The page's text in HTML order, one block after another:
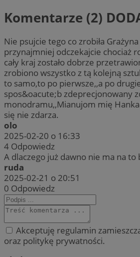
Komentarze (2)
Nie psujcie tego co zrobiła Grażyna
przynajmniej odczekajcie chociaż
cały kraj zostało dobrze
zrobiono wszystko z tą kolejną
to samo,to po pierwsze,,a po
spos&oacute;b zdeprecjonowany
monodramu,,Mianujom mię
się nie zdarza.
olo
2025-02-20 o 16:33
4 Odpowiedz
A dlaczego już dawno nie ma na
ruda
2025-02-21 o 20:51
0 Odpowiedz
Akceptuję regulamin
oraz politykę prywatności.